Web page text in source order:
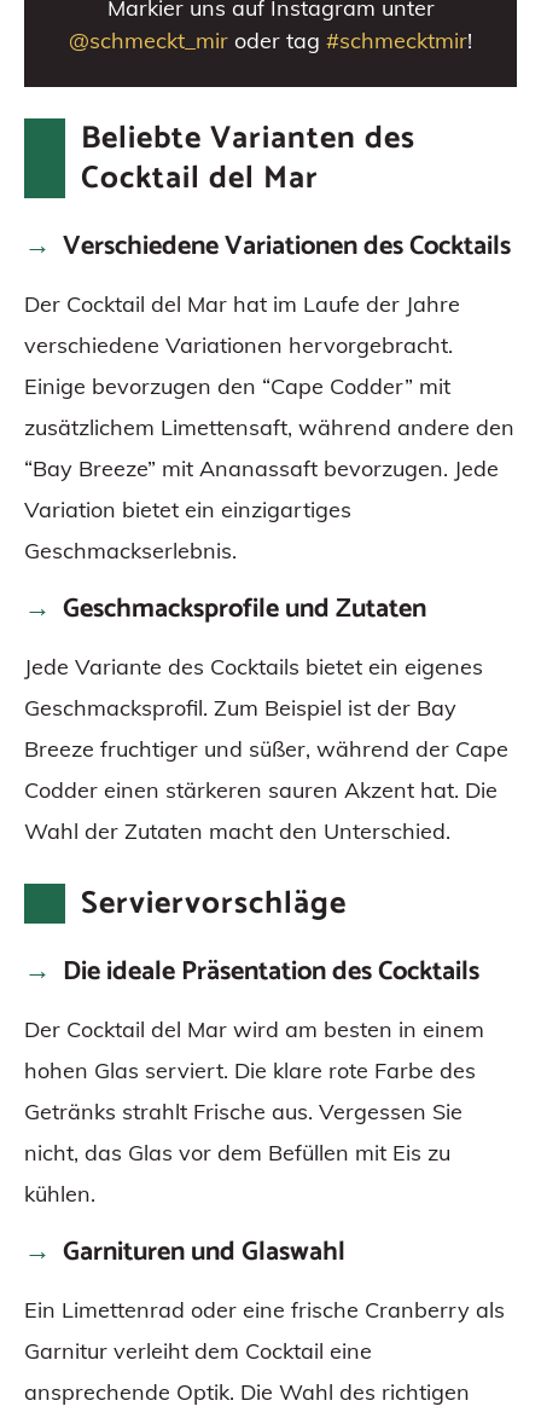
Markier uns auf Instagram unter
@schmeckt_mir oder tag #schmecktmir!
Beliebte Varianten des
Cocktail del Mar
Verschiedene Variationen des Cocktails
Der Cocktail del Mar hat im Laufe der Jahre
verschiedene Variationen hervorgebracht.
Einige bevorzugen den “Cape Codder” mit
zusätzlichem Limettensaft, während andere den
“Bay Breeze” mit Ananassaft bevorzugen. Jede
Variation bietet ein einzigartiges
Geschmackserlebnis.
Geschmacksprofile und Zutaten
Jede Variante des Cocktails bietet ein eigenes
Geschmacksprofil. Zum Beispiel ist der Bay
Breeze fruchtiger und süßer, während der Cape
Codder einen stärkeren sauren Akzent hat. Die
Wahl der Zutaten macht den Unterschied.
Serviervorschläge
Die ideale Präsentation des Cocktails
Der Cocktail del Mar wird am besten in einem
hohen Glas serviert. Die klare rote Farbe des
Getränks strahlt Frische aus. Vergessen Sie
nicht, das Glas vor dem Befüllen mit Eis zu
kühlen.
Garnituren und Glaswahl
Ein Limettenrad oder eine frische Cranberry als
Garnitur verleiht dem Cocktail eine
ansprechende Optik. Die Wahl des richtigen